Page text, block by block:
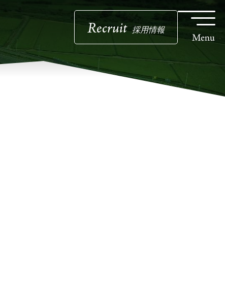
Recruit 採用情報